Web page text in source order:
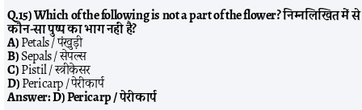
Q.15) Which of the following is not a part of the flower? निम्नलिखित में से
कौन-सा पुष्प का भाग नहीं है?
A)Petals / पंखुड़ी
B)Sepals / सेपल्स
C)Pistil / स्त्रीकेसर
D)Pericarp / पेरीकार्प
Answer:D) Pericarp / पेरीकार्प